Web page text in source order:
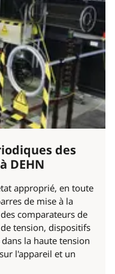
des
DEHN
approprié, en toute
de mise à la
comparateurs de
tension, dispositifs
la haute tension
l'appareil et un